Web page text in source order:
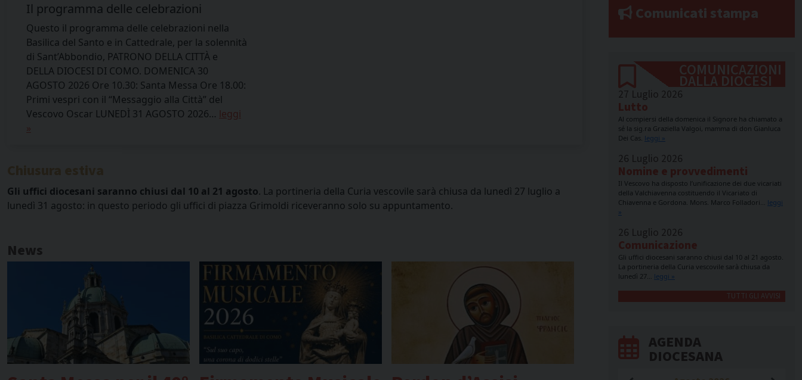
Il programma delle celebrazioni
Questo il programma delle celebrazioni nella
Basilica del Santo e in Cattedrale, per la solennità
di Sant’Abbondio, PATRONO DELLA CITTÀ e
DELLA DIOCESI DI COMO. DOMENICA 30
AGOSTO 2026 Ore 10.30: Santa Messa Ore 18.00:
Primi vespri con il “Messaggio alla Città” del
Vescovo Oscar LUNEDÌ 31 AGOSTO 2026… leggi
»
Gli uffici diocesani saranno chiusi dal 10 al 21 agosto. La portineria della Curia vescovile sarà chiusa da lunedì 27 luglio a
lunedì 31 agosto: in questo periodo gli uffici di piazza Grimoldi riceveranno solo su appuntamento.
News
Comunicati stampa
COMUNICAZIONI
DALLA DIOCESI
27 Luglio 2026
Lutto
Al compiersi della domenica il Signore ha chiamato a
sé la sig.ra Graziella Valgoi, mamma di don Gianluca
Dei Cas. leggi »
26 Luglio 2026
Nomine e provvedimenti
Il Vescovo ha disposto l’unificazione dei due vicariati
della Valchiavenna costituendo il Vicariato di
Chiavenna e Gordona. Mons. Marco Folladori… leggi
»
26 Luglio 2026
Comunicazione
Gli uffici diocesani saranno chiusi dal 10 al 21 agosto.
La portineria della Curia vescovile sarà chiusa da
lunedì 27… leggi »
TUTTI GLI AVVISI
AGENDA
DIOCESANA